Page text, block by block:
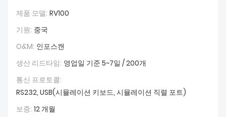
제품 모델: RV100
기원: 중국
O&M: 인포스캔
생산 리드타임: 영업일 기준 5~7일 / 200개
통신 프로토콜:
RS232, USB(시뮬레이션 키보드, 시뮬레이션 직렬 포트)
보증: 12 개월